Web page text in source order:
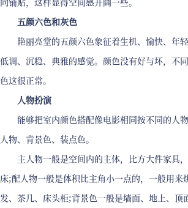
五颜六色和灰色
艳丽亮堂的五颜六色象征着生机、愉快、年轻
低调、沉稳、典雅的感觉。颜色没有好与坏，不
色这很正常。
人物扮演
能够把室内颜色搭配像电影相同按不同的人
人物、背景色、装点色。
主人物一般是空间内的主体，比方大件家具
床;配人物一般是体积比主角小一点的，一般用来
发、茶几、床头柜;背景色一般是墙面、地上、顶